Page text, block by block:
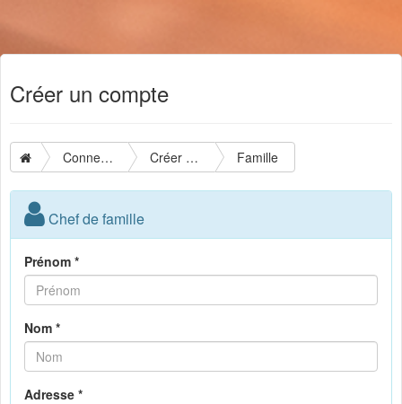
Créer un compte
Connexion Créer un compte Famille
Chef de famille
Prénom *
Nom *
Adresse *